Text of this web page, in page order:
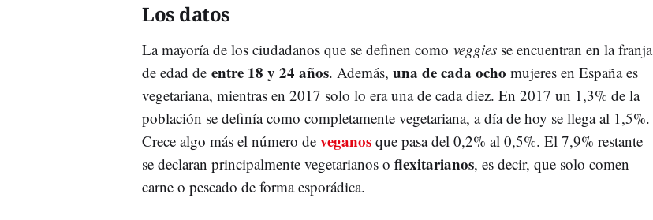
Los datos
La mayoría de los ciudadanos que se definen como veggies se encuentran en la franja
de edad de entre 18 y 24 años. Además, una de cada ocho mujeres en España es
vegetariana, mientras en 2017 solo lo era una de cada diez. En 2017 un 1,3% de la
población se definía como completamente vegetariana, a día de hoy se llega al 1,5%.
Crece algo más el número de veganos que pasa del 0,2% al 0,5%. El 7,9% restante
se declaran principalmente vegetarianos o flexitarianos, es decir, que solo comen
carne o pescado de forma esporádica.